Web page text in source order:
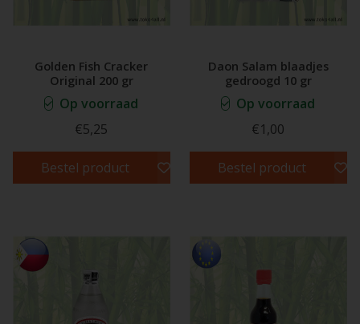
Golden Fish Cracker
Original 200 gr
Op voorraad
€5,25
Bestel product
Daon Salam blaadjes
gedroogd 10 gr
Op voorraad
€1,00
Bestel product